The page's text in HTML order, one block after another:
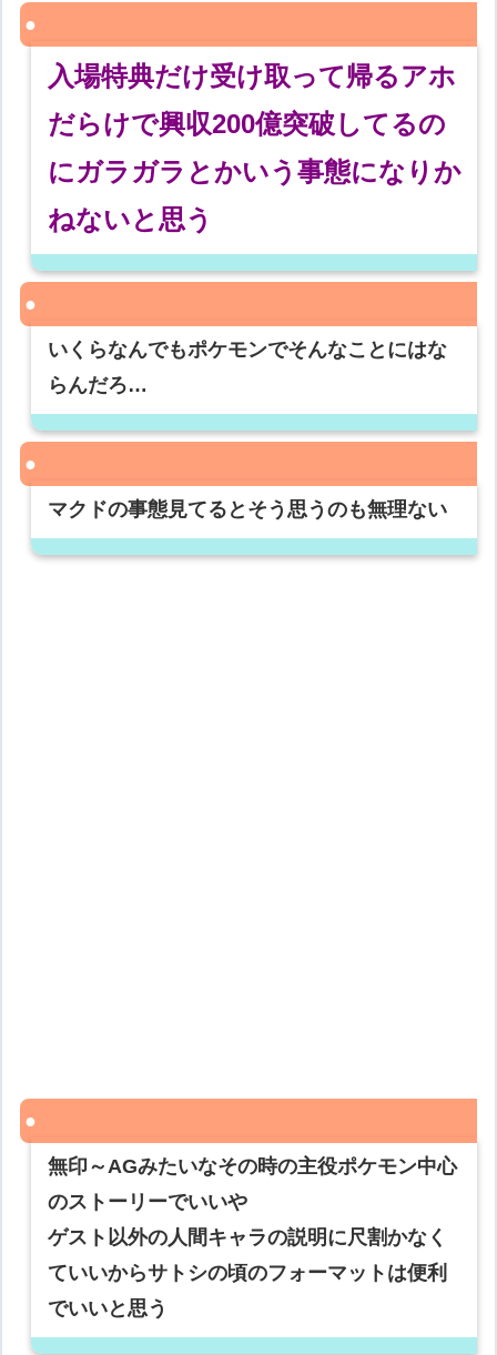
入場特典だけ受け取って帰るアホ
だらけで興収200億突破してるの
にガラガラとかいう事態になりか
ねないと思う
いくらなんでもポケモンでそんなことにはな
らんだろ…
マクドの事態見てるとそう思うのも無理ない
無印～AGみたいなその時の主役ポケモン中心
のストーリーでいいや
ゲスト以外の人間キャラの説明に尺割かなく
ていいからサトシの頃のフォーマットは便利
でいいと思う